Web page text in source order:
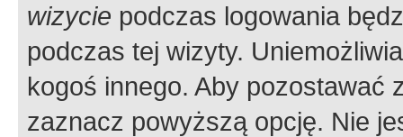
wizycie podczas logowania
podczas tej wizyty.
kogoś innego. Aby pozostawać
zaznacz powyższą opcję. Nie